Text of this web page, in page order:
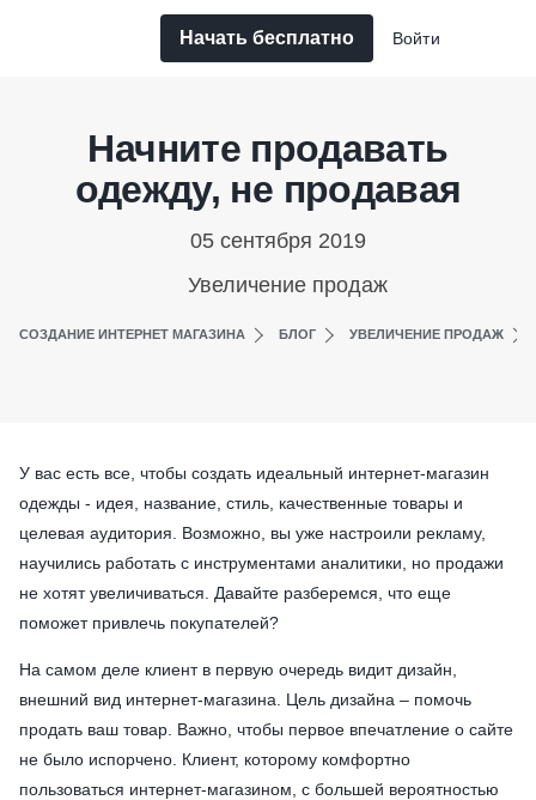
Начать бесплатно Войти
Начните продавать
одежду, не продавая
05 сентября 2019
Увеличение продаж
СОЗДАНИЕ ИНТЕРНЕТ МАГАЗИНА БЛОГ УВЕЛИЧЕНИЕ ПРОДАЖ
У вас есть все, чтобы создать идеальный интернет-магазин
одежды - идея, название, стиль, качественные товары и
целевая аудитория. Возможно, вы уже настроили рекламу,
научились работать с инструментами аналитики, но продажи
не хотят увеличиваться. Давайте разберемся, что еще
поможет привлечь покупателей?
На самом деле клиент в первую очередь видит дизайн,
внешний вид интернет-магазина. Цель дизайна – помочь
продать ваш товар. Важно, чтобы первое впечатление о сайте
не было испорчено. Клиент, которому комфортно
пользоваться интернет-магазином, с большей вероятностью